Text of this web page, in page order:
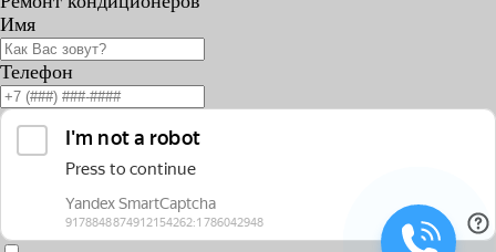
Имя
Телефон